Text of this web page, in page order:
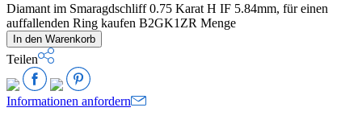
Diamant im Smaragdschliff 0.75 Karat H IF 5.84mm, für einen
auffallenden Ring kaufen B2GK1ZR Menge
In den Warenkorb
Teilen
Informationen anfordern